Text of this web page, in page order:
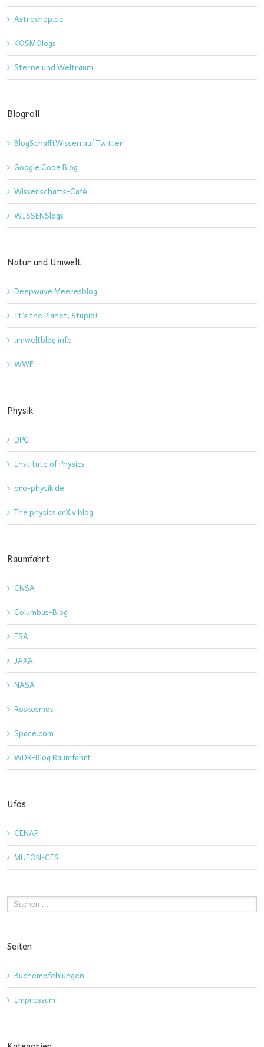
Astroshop.de
KOSMOlogs
Sterne und Weltraum
Blogroll
BlogSchafftWissen auf Twitter
Google Code Blog
Wissenschafts-Café
WISSENSlogs
Natur und Umwelt
Deepwave Meeresblog
It's the Planet, Stupid!
umweltblog.info
WWF
Physik
DPG
Institute of Physics
pro-physik.de
The physics arXiv blog
Raumfahrt
CNSA
Columbus-Blog
ESA
JAXA
NASA
Roskosmos
Space.com
WDR-Blog Raumfahrt
Ufos
CENAP
MUFON-CES
Seiten
Buchempfehlungen
Impressum